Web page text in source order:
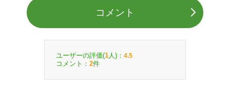
コメント
ユーザーの評価(1 人)： 4.5
コメント： 2件